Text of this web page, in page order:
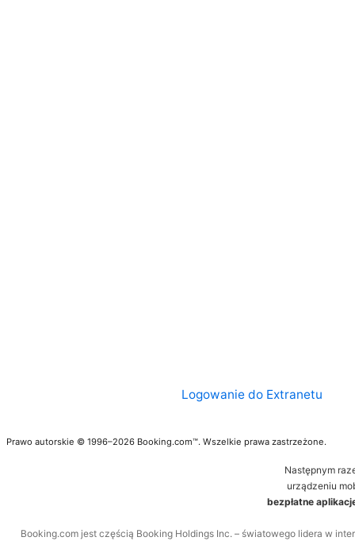
Logowanie do Extranetu
Prawo autorskie © 1996–2026 Booking.com™. Wszelkie prawa zastrzeżone.
Następnym
urządzeniu
bezpłatne
Booking.com jest częścią Booking Holdings Inc. – światowego lidera w